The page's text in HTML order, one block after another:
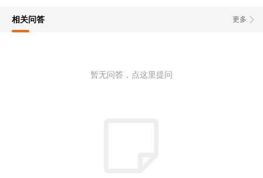
更多
相关问答
暂无问答，点这里提问